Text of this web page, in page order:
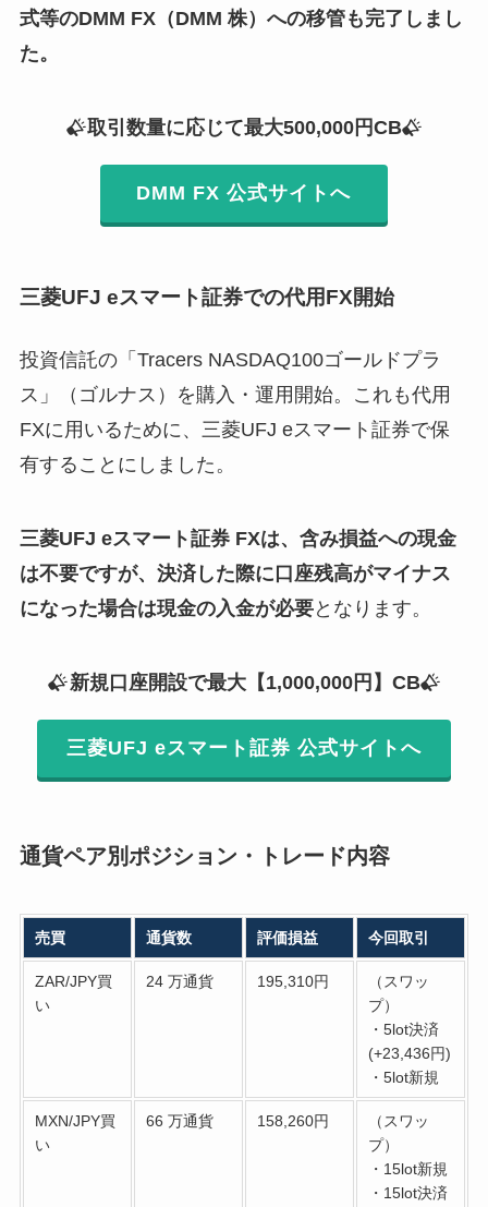
式等のDMM FX（DMM 株）への移管も完了しまし
た。
取引数量に応じて最大500,000円CB
DMM FX 公式サイトへ
三菱UFJ eスマート証券での代用FX開始
投資信託の「Tracers NASDAQ100ゴールドプラ
ス」（ゴルナス）を購入・運用開始。これも代用
FXに用いるために、三菱UFJ eスマート証券で保
有することにしました。
三菱UFJ eスマート証券 FXは、含み損益への現金
は不要ですが、決済した際に口座残高がマイナス
になった場合は現金の入金が必要となります。
新規口座開設で最大【1,000,000円】CB
三菱UFJ eスマート証券 公式サイトへ
通貨ペア別ポジション・トレード内容
売買 通貨数 評価損益 今回取引
ZAR/JPY買
い
24 万通貨 195,310円
（スワッ
プ）
・5lot決済
(+23,436円)
・5lot新規
MXN/JPY買
い
66 万通貨 158,260円
（スワッ
プ）
・15lot新規
・15lot決済